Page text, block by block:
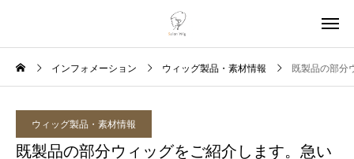
インフォメーション ウィッグ製品・素材情報 既製品の部分
ウィッグ製品・素材情報
既製品の部分ウィッグをご紹介します。急い